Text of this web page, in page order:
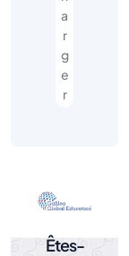
a
r
g
e
r
Êtes-